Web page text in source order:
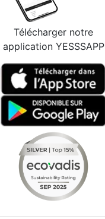
Télécharger notre
application YESSSAPP